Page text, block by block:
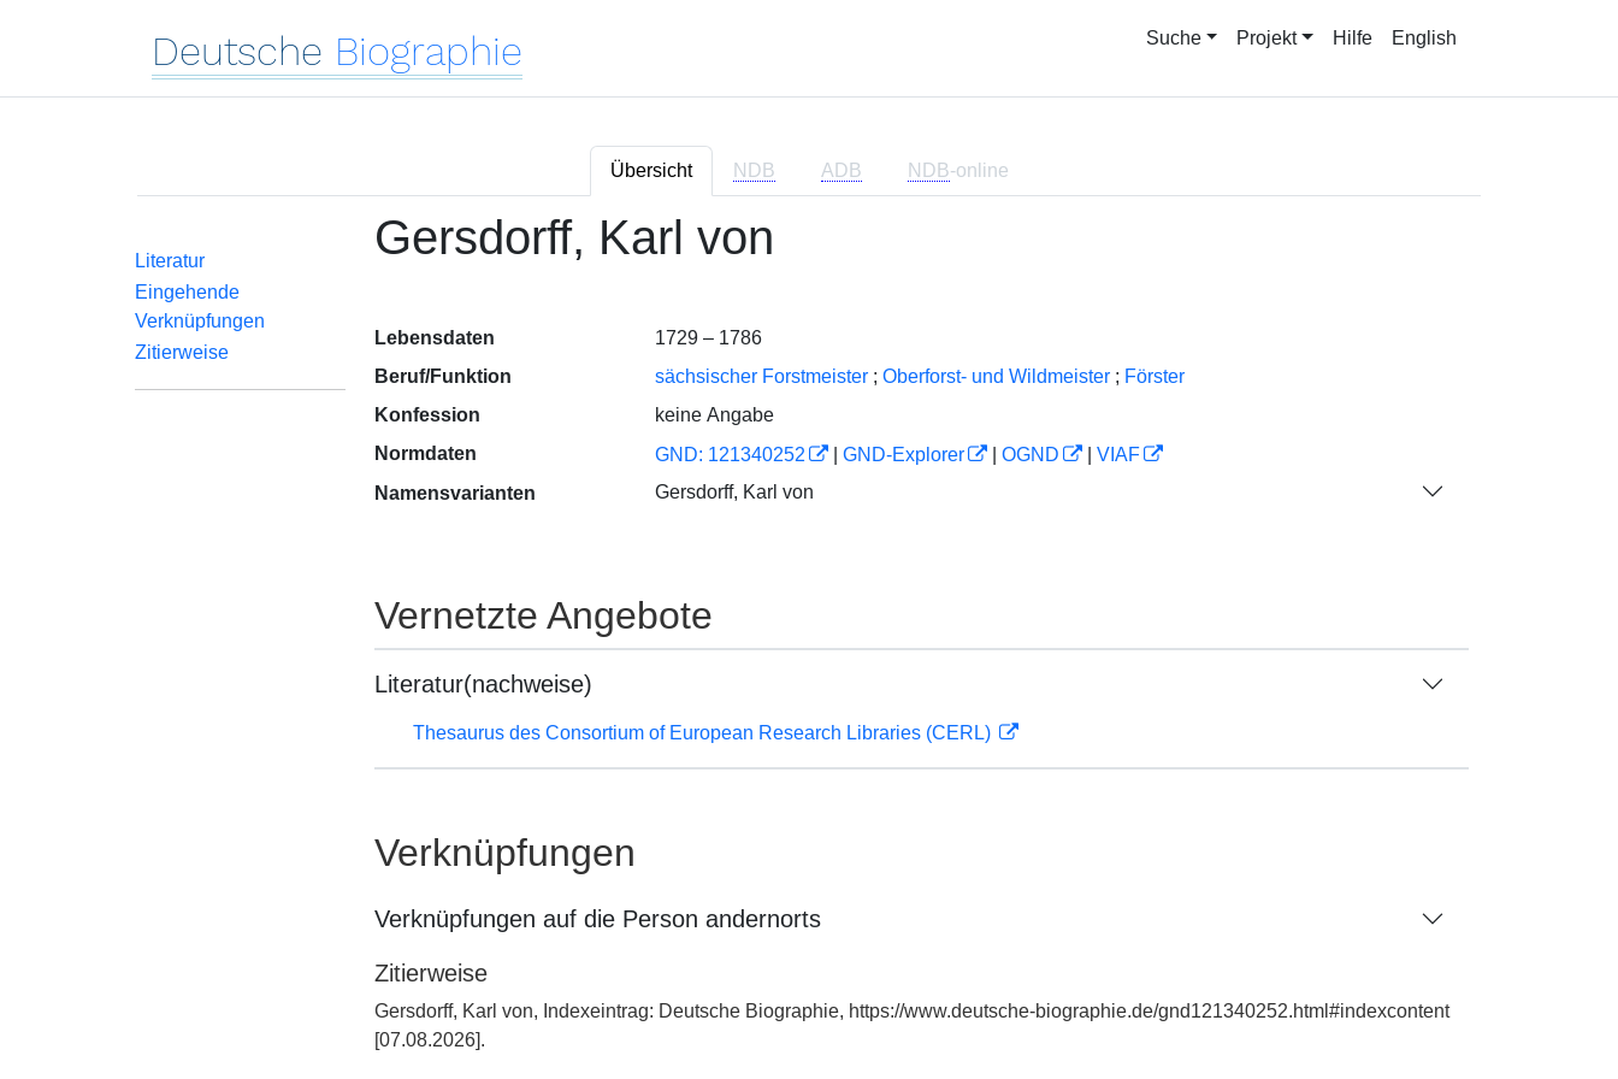
Deutsche Biographie Suche Projekt Hilfe English
Übersicht NDB ADB NDB-online
Literatur
Eingehende
Verknüpfungen
Zitierweise
Gersdorff, Karl von
Lebensdaten
1729 – 1786
Beruf/Funktion
sächsischer Forstmeister ; Oberforst- und Wildmeister ; Förster
Konfession
keine Angabe
Normdaten
GND: 121340252 GND-Explorer OGND
VIAF
Namensvarianten
Gersdorff, Karl von
Vernetzte Angebote
Literatur(nachweise)
Thesaurus des Consortium of European Research Libraries (CERL)
Verknüpfungen
Verknüpfungen auf die Person andernorts
Zitierweise
Gersdorff, Karl von, Indexeintrag: Deutsche Biographie, https://www.deutsche-biographie.de/gnd121340252.html#indexcontent
[07.08.2026].